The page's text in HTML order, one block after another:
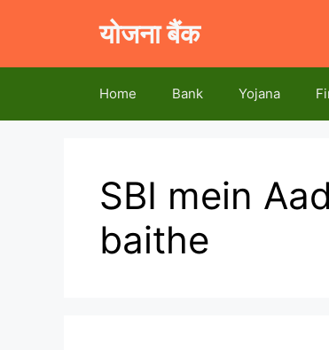
योजना बैंक
Home Bank Yojana
SBI mein
baithe